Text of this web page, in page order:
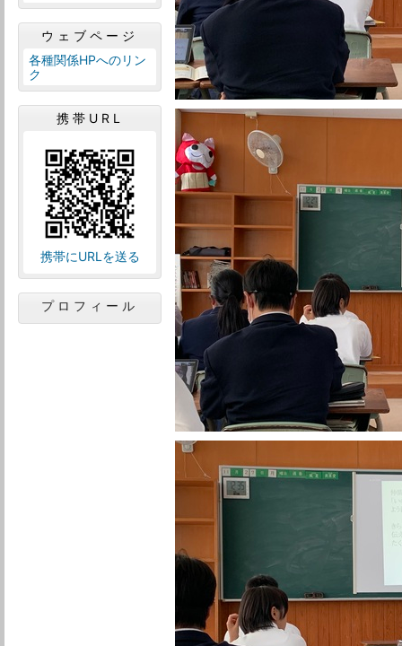
ウェブページ
各種関係HPへのリン
ク
携帯URL
携帯にURLを送る
プロフィール